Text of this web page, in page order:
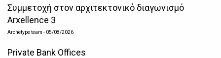
Συμμετοχή στον αρχιτεκτονικό διαγωνισμό
Arxellence 3
Archetype team - 05/08/2026
Private Bank Offices